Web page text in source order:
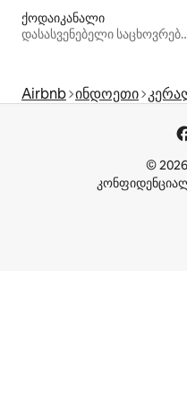
ქოდაიკანალი
Airbnb ინდოეთი
©